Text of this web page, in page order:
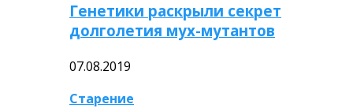
Генетики раскрыли секрет
долголетия мух-мутантов
07.08.2019
Старение